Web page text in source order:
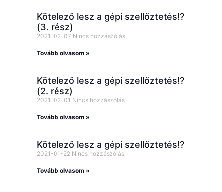
Kötelező lesz a gépi szellőztetés!?
(3. rész)
2021-02-07 Nincs hozzászólás
Tovább olvasom »
Kötelező lesz a gépi szellőztetés!?
(2. rész)
2021-02-01 Nincs hozzászólás
Tovább olvasom »
Kötelező lesz a gépi szellőztetés!?
2021-01-22 Nincs hozzászólás
Tovább olvasom »